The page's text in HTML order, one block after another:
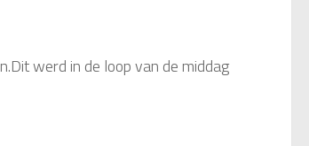
werd in de loop van de middag